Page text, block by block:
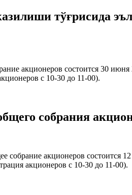
тўғрисида
акционеров состоится 30 июня
с 10-30 до 11-00).
собрания
акционеров состоится 12
акционеров с 10-30 до 11-00).